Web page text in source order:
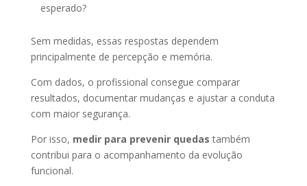
esperado?
Sem medidas, essas respostas dependem
principalmente de percepção e memória.
Com dados, o profissional consegue comparar
resultados, documentar mudanças e ajustar a conduta
com maior segurança.
Por isso, medir para prevenir quedas também
contribui para o acompanhamento da evolução
funcional.